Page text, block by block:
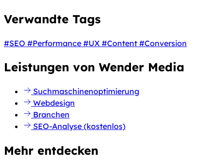
Verwandte Tags
#SEO #Performance #UX #Content #Conversion
Leistungen von Wender Media
Suchmaschinenoptimierung
Webdesign
Branchen
SEO-Analyse (kostenlos)
Mehr entdecken